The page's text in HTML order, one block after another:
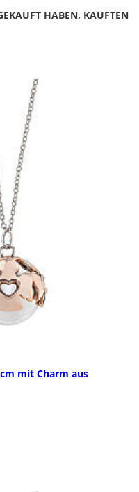
HABEN, KAUFTEN
mit Charm aus